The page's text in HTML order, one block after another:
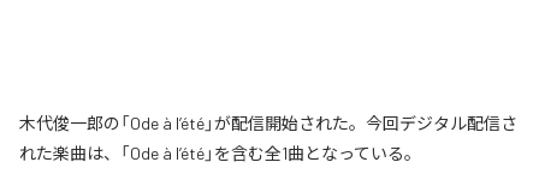
木代俊一郎の「Ode à l’été」が配信開始された。今回デジタル配信さ
れた楽曲は、「Ode à l’été」を含む全1曲となっている。